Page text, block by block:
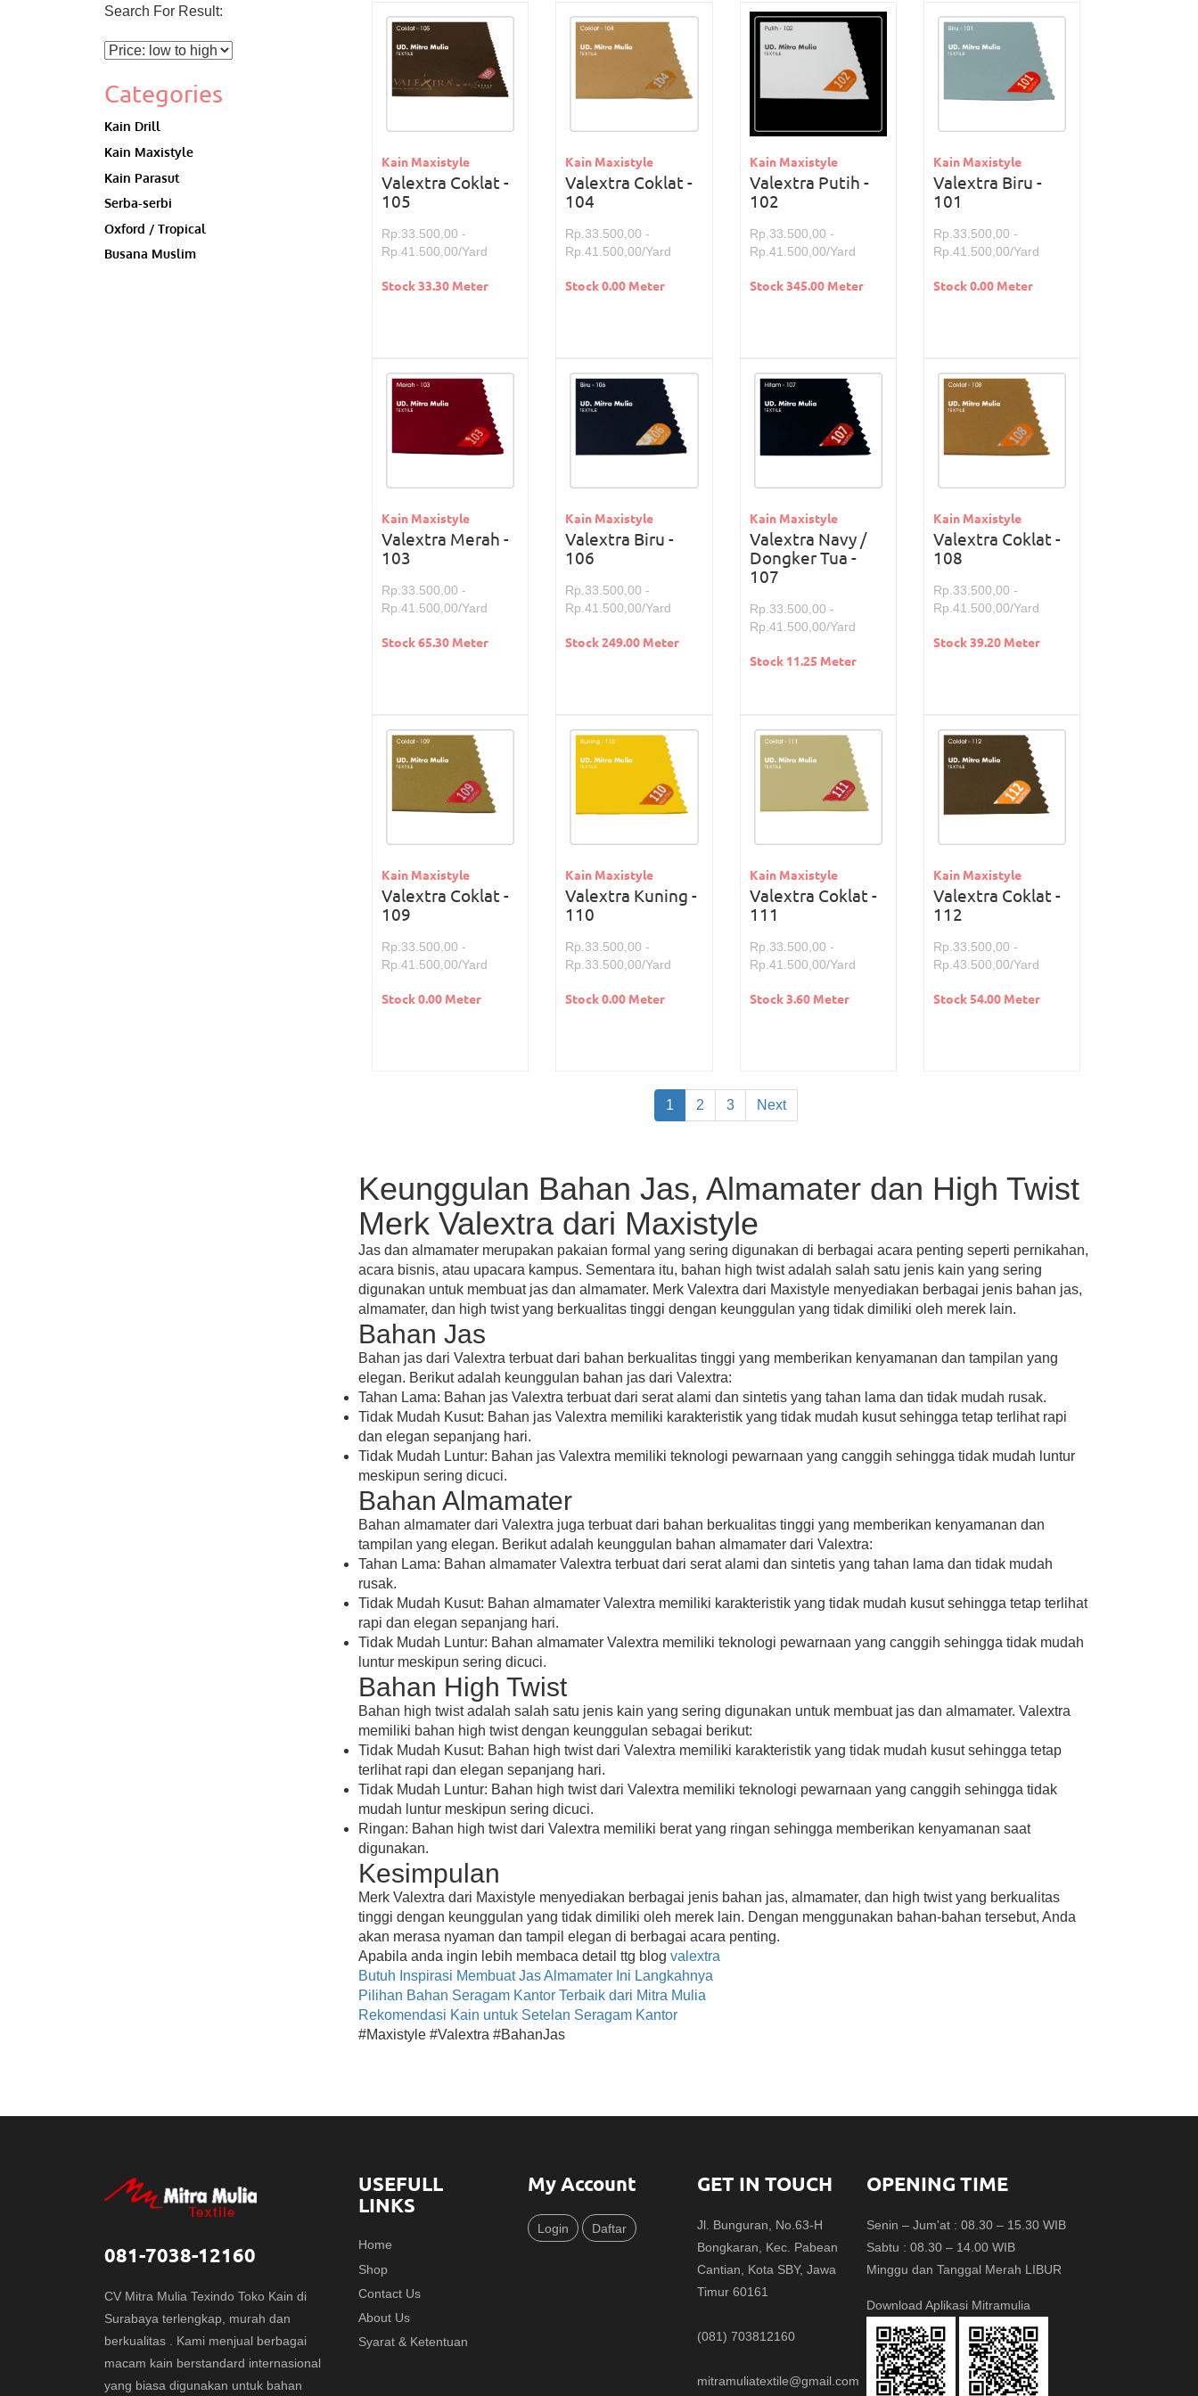
Search For Result:
Categories
Kain Drill
Kain Maxistyle
Kain Parasut
Serba-serbi
Oxford / Tropical
Busana Muslim
Kain Maxistyle
Valextra Coklat -
105
Rp.33.500,00 -
Rp.41.500,00/Yard
Stock 33.30 Meter
Kain Maxistyle
Valextra Coklat -
104
Rp.33.500,00 -
Rp.41.500,00/Yard
Stock 0.00 Meter
Kain Maxistyle
Valextra Putih -
102
Rp.33.500,00 -
Rp.41.500,00/Yard
Stock 345.00 Meter
Kain Maxistyle
Valextra Biru -
101
Rp.33.500,00 -
Rp.41.500,00/Yard
Stock 0.00 Meter
Kain Maxistyle
Valextra Merah -
103
Rp.33.500,00 -
Rp.41.500,00/Yard
Stock 65.30 Meter
Kain Maxistyle
Valextra Biru -
106
Rp.33.500,00 -
Rp.41.500,00/Yard
Stock 249.00 Meter
Kain Maxistyle
Valextra Navy /
Dongker Tua -
107
Rp.33.500,00 -
Rp.41.500,00/Yard
Stock 11.25 Meter
Kain Maxistyle
Valextra Coklat -
108
Rp.33.500,00 -
Rp.41.500,00/Yard
Stock 39.20 Meter
Kain Maxistyle
Valextra Coklat -
109
Rp.33.500,00 -
Rp.41.500,00/Yard
Stock 0.00 Meter
Kain Maxistyle
Valextra Kuning -
110
Rp.33.500,00 -
Rp.33.500,00/Yard
Stock 0.00 Meter
Kain Maxistyle
Valextra Coklat -
111
Rp.33.500,00 -
Rp.41.500,00/Yard
Stock 3.60 Meter
Kain Maxistyle
Valextra Coklat -
112
Rp.33.500,00 -
Rp.43.500,00/Yard
Stock 54.00 Meter
1 2 3 Next
Keunggulan Bahan Jas, Almamater dan High Twist
Merk Valextra dari Maxistyle
Jas dan almamater merupakan pakaian formal yang sering digunakan di berbagai acara penting seperti pernikahan,
acara bisnis, atau upacara kampus. Sementara itu, bahan high twist adalah salah satu jenis kain yang sering
digunakan untuk membuat jas dan almamater. Merk Valextra dari Maxistyle menyediakan berbagai jenis bahan jas,
almamater, dan high twist yang berkualitas tinggi dengan keunggulan yang tidak dimiliki oleh merek lain.
Bahan Jas
Bahan jas dari Valextra terbuat dari bahan berkualitas tinggi yang memberikan kenyamanan dan tampilan yang
elegan. Berikut adalah keunggulan bahan jas dari Valextra:
Tahan Lama: Bahan jas Valextra terbuat dari serat alami dan sintetis yang tahan lama dan tidak mudah rusak.
Tidak Mudah Kusut: Bahan jas Valextra memiliki karakteristik yang tidak mudah kusut sehingga tetap terlihat rapi
dan elegan sepanjang hari.
Tidak Mudah Luntur: Bahan jas Valextra memiliki teknologi pewarnaan yang canggih sehingga tidak mudah luntur
meskipun sering dicuci.
Bahan Almamater
Bahan almamater dari Valextra juga terbuat dari bahan berkualitas tinggi yang memberikan kenyamanan dan
tampilan yang elegan. Berikut adalah keunggulan bahan almamater dari Valextra:
Tahan Lama: Bahan almamater Valextra terbuat dari serat alami dan sintetis yang tahan lama dan tidak mudah
rusak.
Tidak Mudah Kusut: Bahan almamater Valextra memiliki karakteristik yang tidak mudah kusut sehingga tetap terlihat
rapi dan elegan sepanjang hari.
Tidak Mudah Luntur: Bahan almamater Valextra memiliki teknologi pewarnaan yang canggih sehingga tidak mudah
luntur meskipun sering dicuci.
Bahan High Twist
Bahan high twist adalah salah satu jenis kain yang sering digunakan untuk membuat jas dan almamater. Valextra
memiliki bahan high twist dengan keunggulan sebagai berikut:
Tidak Mudah Kusut: Bahan high twist dari Valextra memiliki karakteristik yang tidak mudah kusut sehingga tetap
terlihat rapi dan elegan sepanjang hari.
Tidak Mudah Luntur: Bahan high twist dari Valextra memiliki teknologi pewarnaan yang canggih sehingga tidak
mudah luntur meskipun sering dicuci.
Ringan: Bahan high twist dari Valextra memiliki berat yang ringan sehingga memberikan kenyamanan saat
digunakan.
Kesimpulan
Merk Valextra dari Maxistyle menyediakan berbagai jenis bahan jas, almamater, dan high twist yang berkualitas
tinggi dengan keunggulan yang tidak dimiliki oleh merek lain. Dengan menggunakan bahan-bahan tersebut, Anda
akan merasa nyaman dan tampil elegan di berbagai acara penting.
Apabila anda ingin lebih membaca detail ttg blog valextra
Butuh Inspirasi Membuat Jas Almamater Ini Langkahnya
Pilihan Bahan Seragam Kantor Terbaik dari Mitra Mulia
Rekomendasi Kain untuk Setelan Seragam Kantor
#Maxistyle #Valextra #BahanJas
081-7038-12160
CV Mitra Mulia Texindo Toko Kain di
Surabaya terlengkap, murah dan
berkualitas . Kami menjual berbagai
macam kain berstandard internasional
yang biasa digunakan untuk bahan
USEFULL
LINKS
Home
Shop
Contact Us
About Us
Syarat & Ketentuan
My Account
Login Daftar
GET IN TOUCH
Jl. Bunguran, No.63-H
Bongkaran, Kec. Pabean
Cantian, Kota SBY, Jawa
Timur 60161
(081) 703812160
mitramuliatextile@gmail.com
OPENING TIME
Senin – Jum'at : 08.30 – 15.30 WIB
Sabtu : 08.30 – 14.00 WIB
Minggu dan Tanggal Merah LIBUR
Download Aplikasi Mitramulia